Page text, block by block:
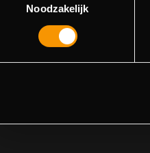
Noodzakelijk